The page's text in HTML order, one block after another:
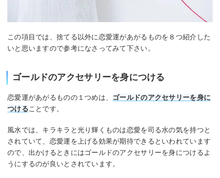
この項目では、捨てる以外に恋愛運があがるものを８つ紹介した
いと思いますので参考になさってみて下さい。
ゴールドのアクセサリーを身につける
恋愛運があがるものの１つめは、 ゴールドのアクセサリーを身に
つけることです。
風水では、キラキラと光り輝くものは恋愛を司る水の気を持つと
されていて、恋愛運を上げる効果が期待できるといわれています
ので、出かけるときにはゴールドのアクセサリーを身につけるよ
うにするのが良いとされています。